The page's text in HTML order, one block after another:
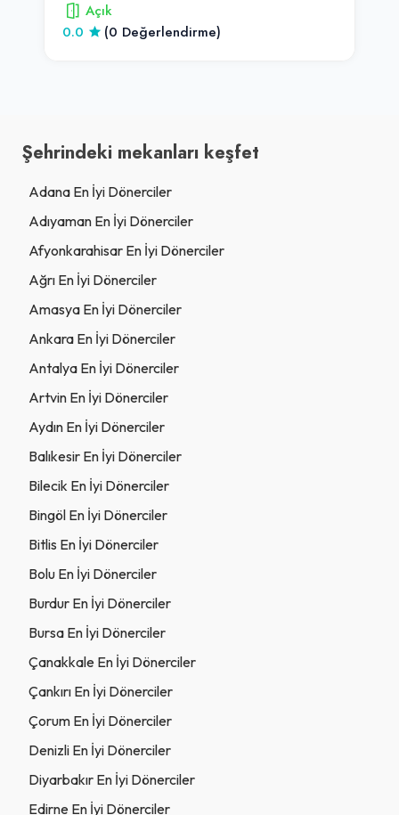
Açık
0.0
(0 Değerlendirme)
Şehrindeki mekanları keşfet
Adana En İyi Dönerciler
Adıyaman En İyi Dönerciler
Afyonkarahisar En İyi Dönerciler
Ağrı En İyi Dönerciler
Amasya En İyi Dönerciler
Ankara En İyi Dönerciler
Antalya En İyi Dönerciler
Artvin En İyi Dönerciler
Aydın En İyi Dönerciler
Balıkesir En İyi Dönerciler
Bilecik En İyi Dönerciler
Bingöl En İyi Dönerciler
Bitlis En İyi Dönerciler
Bolu En İyi Dönerciler
Burdur En İyi Dönerciler
Bursa En İyi Dönerciler
Çanakkale En İyi Dönerciler
Çankırı En İyi Dönerciler
Çorum En İyi Dönerciler
Denizli En İyi Dönerciler
Diyarbakır En İyi Dönerciler
Edirne En İyi Dönerciler